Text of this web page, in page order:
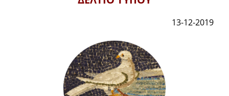
13-12-2019